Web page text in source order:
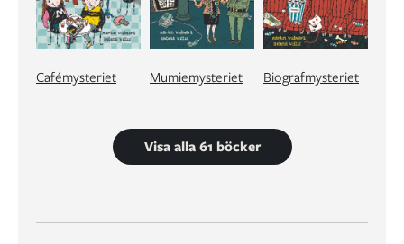
Cafémysteriet Mumiemysteriet Biografmysteriet
Visa alla 61 böcker